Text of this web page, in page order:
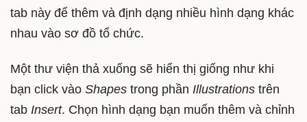
tab này để thêm và định dạng nhiều hình dạng khác
nhau vào sơ đồ tổ chức.
Một thư viện thả xuống sẽ hiển thị giống như khi
bạn click vào Shapes trong phần Illustrations trên
tab Insert. Chọn hình dạng bạn muốn thêm và chỉnh